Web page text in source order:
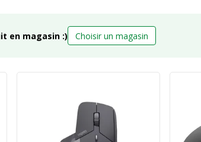
en magasin :) Choisir un magasin